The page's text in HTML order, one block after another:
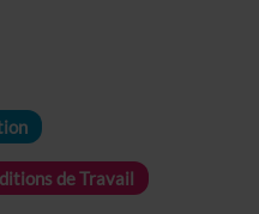
de Travail